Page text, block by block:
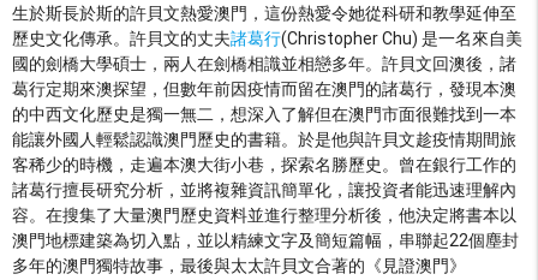
生於斯長於斯的許貝文熱愛澳門，這份熱愛令她從科研和教學延伸至
歷史文化傳承。許貝文的丈夫諸葛行(Christopher Chu) 是一名來自美
國的劍橋大學碩士，兩人在劍橋相識並相戀多年。許貝文回澳後，諸
葛行定期來澳探望，但數年前因疫情而留在澳門的諸葛行，發現本澳
的中西文化歷史是獨一無二，想深入了解但在澳門市面很難找到一本
能讓外國人輕鬆認識澳門歷史的書籍。於是他與許貝文趁疫情期間旅
客稀少的時機，走遍本澳大街小巷，探索名勝歷史。曾在銀行工作的
諸葛行擅長研究分析，並將複雜資訊簡單化，讓投資者能迅速理解內
容。在搜集了大量澳門歷史資料並進行整理分析後，他決定將書本以
澳門地標建築為切入點，並以精練文字及簡短篇幅，串聯起22個塵封
多年的澳門獨特故事，最後與太太許貝文合著的《見證澳門》